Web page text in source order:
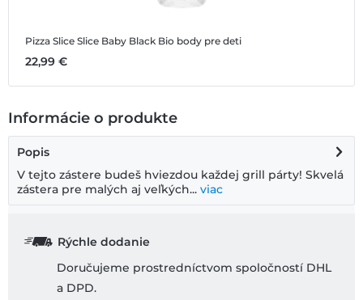
Pizza Slice Slice Baby Black Bio body pre deti
22,99 €
Informácie o produkte
Popis
V tejto zástere budeš hviezdou každej grill párty! Skvelá
zástera pre malých aj veľkých... viac
Rýchle dodanie
Doručujeme prostredníctvom spoločností DHL
a DPD.